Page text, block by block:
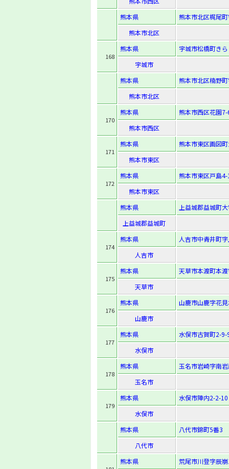
熊本県
熊本市北区梶尾
熊本市北区
168
熊本県
宇城市松橋町き
宇城市
熊本県
熊本市北区楠野
熊本市北区
170
熊本県
熊本市西区花園
熊本市西区
171
熊本県
熊本市東区画図
熊本市東区
172
熊本県
熊本市東区戸島
熊本市東区
熊本県
上益城郡益城町
上益城郡益城町
174
熊本県
人吉市中青井町
人吉市
175
熊本県
天草市本渡町本
天草市
176
熊本県
山鹿市山鹿字花
山鹿市
177
熊本県
水俣市古賀町2-9-
水俣市
178
熊本県
玉名市岩崎字南
玉名市
179
熊本県
水俣市陣内2-2-10
水俣市
熊本県
八代市錦町5番3
八代市
熊本県
荒尾市川登字辰